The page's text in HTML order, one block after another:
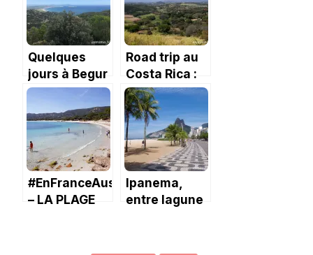
Brava
Quelques
jours à Begur
Road trip au
Costa Rica :
jour 1, le coup
du pneu
crevé.
#EnFranceAussi
– LA PLAGE
Ipanema,
entre lagune